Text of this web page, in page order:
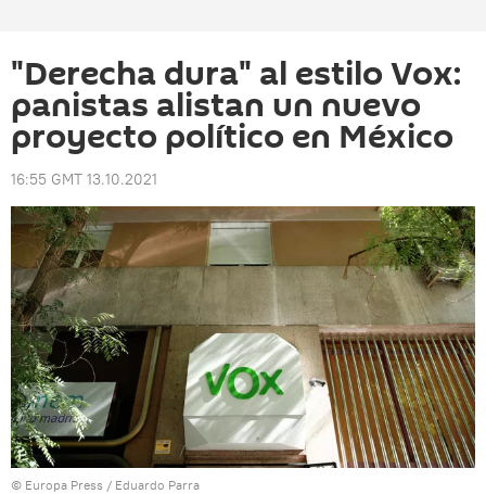
"Derecha dura" al estilo Vox:
panistas alistan un nuevo
proyecto político en México
16:55 GMT 13.10.2021
© Europa Press / Eduardo Parra